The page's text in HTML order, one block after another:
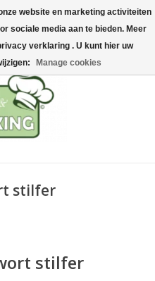
stilfer
stilfer
website en marketing activiteiten
sociale media aan te bieden. Meer
verklaring . U kunt hier uw
Manage cookies